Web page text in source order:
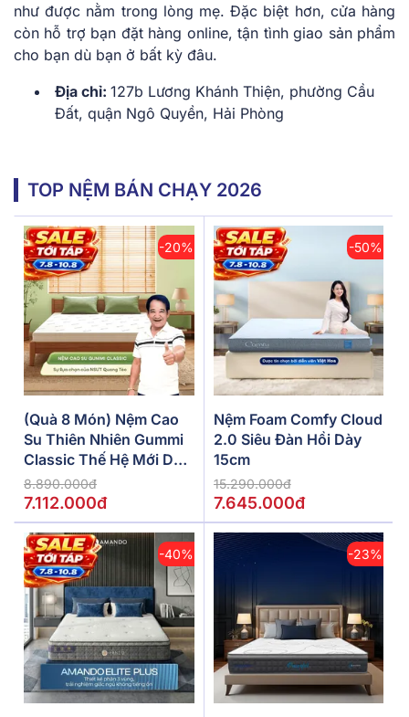
như được nằm trong lòng mẹ. Đặc biệt hơn, cửa hàng
còn hỗ trợ bạn đặt hàng online, tận tình giao sản phẩm
cho bạn dù bạn ở bất kỳ đâu.
Địa chỉ: 127b Lương Khánh Thiện, phường Cầu
Đất, quận Ngô Quyền, Hải Phòng
TOP NỆM BÁN CHẠY 2026
-20%
(Quà 8 Món) Nệm Cao
Su Thiên Nhiên Gummi
Classic Thế Hệ Mới Dày
5/10/15cm
8.890.000đ
7.112.000đ
-50%
Nệm Foam Comfy Cloud
2.0 Siêu Đàn Hồi Dày
15cm
15.290.000đ
7.645.000đ
-40% -23%